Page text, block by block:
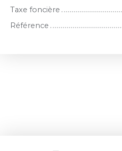
Taxe foncière
Référence